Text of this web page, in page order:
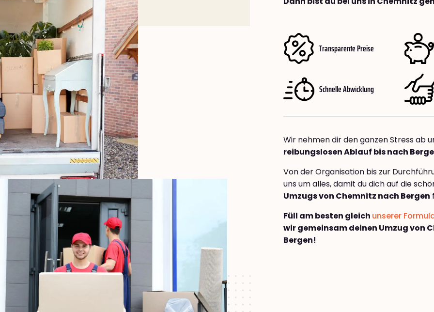
Transparente Preise
Schnelle Abwicklung
Wir nehmen dir den ganzen Stress ab
reibungslosen Ablauf bis nach
Von der Organisation bis zur
uns um alles, damit du dich auf die
Umzugs von Chemnitz nach Bergen
Füll am besten gleich unserer
wir gemeinsam deinen Umzug von
Bergen!